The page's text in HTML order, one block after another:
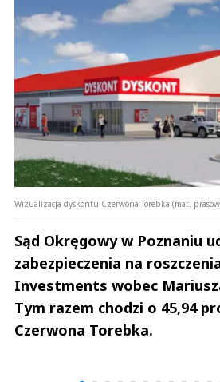
Wizualizacja dyskontu Czerwona Torebka (mat.
Sąd Okręgowy w Poznaniu
zabezpieczenia na
Investments wobec
Tym razem chodzi o 45,94
Czerwona Torebka.